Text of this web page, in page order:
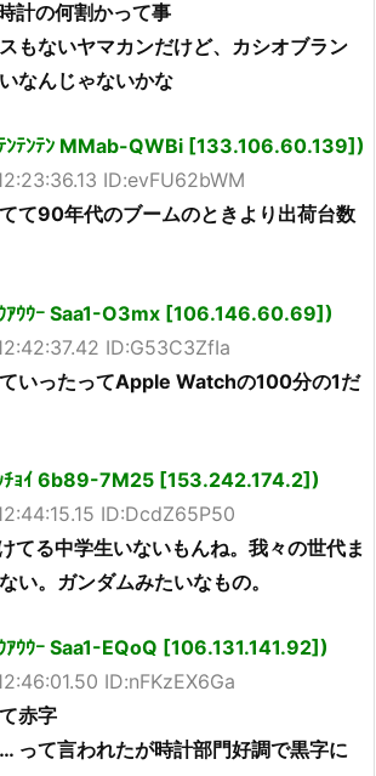
計の何割かって事
もないヤマカンだけど、カシオブラン
なんじゃないかな
ﾝﾃﾝﾃﾝ MMab-QWBi [133.106.60.139])
ID:evFU62bWM
て90年代のブームのときより出荷台数
ｱｳｳｰ Saa1-O3mx [106.146.60.69])
ID:G53C3ZfIa
いったってApple Watchの100分の1だ
ﾁｮｲ 6b89-7M25 [153.242.174.2])
ID:DcdZ65P50
てる中学生いないもんね。我々の世代ま
い。ガンダムみたいなもの。
ｳｳｰ Saa1-EQoQ [106.131.141.92])
ID:nFKzEX6Ga
赤字
って言われたが時計部門好調で黒字に